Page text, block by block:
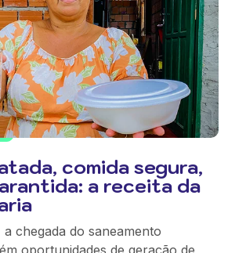
comida segura,
a receita da
a chegada do saneamento